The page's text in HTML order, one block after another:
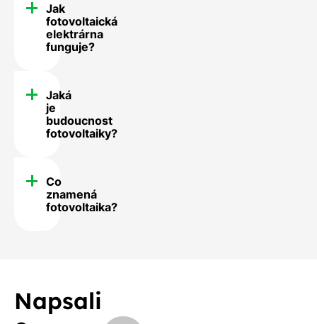
Jak
fotovoltaická
elektrárna
funguje?
Jaká
je
budoucnost
fotovoltaiky?
Co
znamená
fotovoltaika?
Napsali